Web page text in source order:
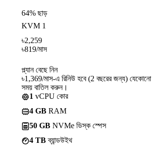
64% ছাড়
KVM 1
৳2,259
৳819/মাস
প্ল্যান বেছে নিন
৳1,369/মাস-এ রিনিউ হবে (2 বছরের জন্য) যেকোনো
সময় বাতিল করুন।
1 vCPU কোর
4 GB RAM
50 GB NVMe ডিস্ক স্পেস
4 TBব্যান্ডউইথ